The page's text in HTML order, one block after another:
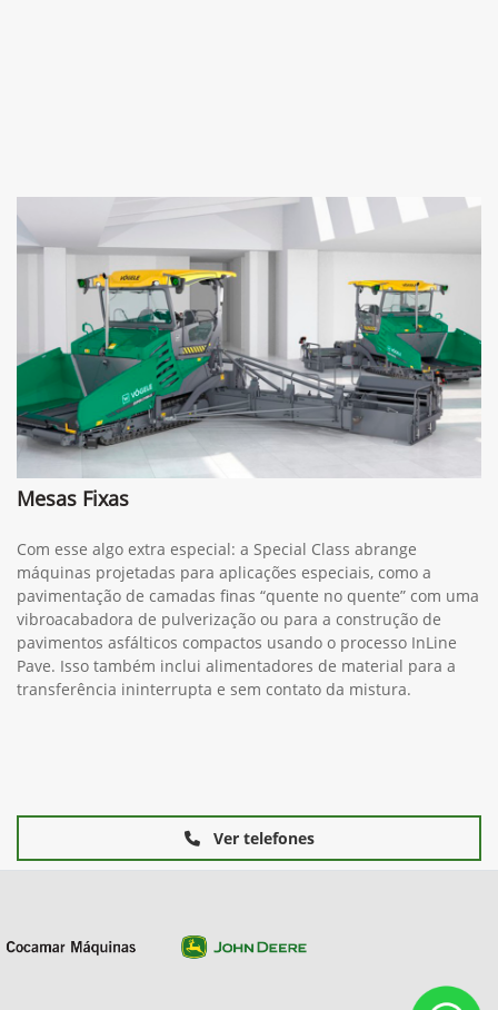
Mesas Fixas
Com esse algo extra especial: a Special Class abrange
máquinas projetadas para aplicações especiais, como a
pavimentação de camadas finas “quente no quente” com uma
vibroacabadora de pulverização ou para a construção de
pavimentos asfálticos compactos usando o processo InLine
Pave. Isso também inclui alimentadores de material para a
transferência ininterrupta e sem contato da mistura.
Ver telefones